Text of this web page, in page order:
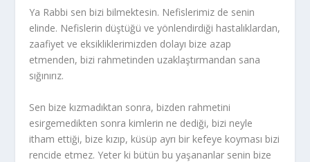
Ya Rabbi sen bizi bilmektesin. Nefislerimiz de senin
elinde. Nefislerin düştüğü ve yönlendirdiği hastalıklardan,
zaafiyet ve eksikliklerimizden dolayı bize azap
etmenden, bizi rahmetinden uzaklaştırmandan sana
sığınırız.
Sen bize kızmadıktan sonra, bizden rahmetini
esirgemedikten sonra kimlerin ne dediği, bizi neyle
itham ettiği, bize kızıp, küsüp ayrı bir kefeye koyması bizi
rencide etmez. Yeter ki bütün bu yaşananlar senin bize